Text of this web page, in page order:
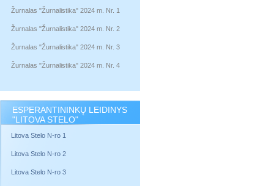
Žurnalas "Žurnalistika" 2024 m. Nr. 1
Žurnalas "Žurnalistika" 2024 m. Nr. 2
Žurnalas "Žurnalistika" 2024 m. Nr. 3
Žurnalas "Žurnalistika" 2024 m. Nr. 4
ESPERANTININKŲ LEIDINYS
"LITOVA STELO"
Litova Stelo N-ro 1
Litova Stelo N-ro 2
Litova Stelo N-ro 3